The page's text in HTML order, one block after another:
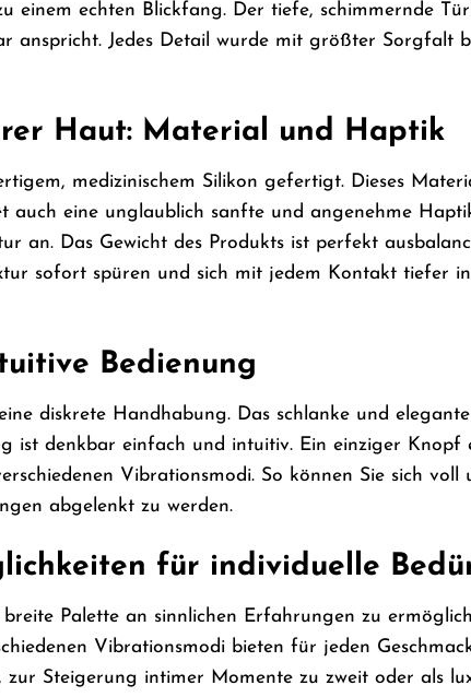
einem echten Blickfang. Der tiefe, schimmernde
anspricht. Jedes Detail wurde mit größter Sorgfalt
Haut: Material und Haptik
medizinischem Silikon gefertigt. Dieses
auch eine unglaublich sanfte und angenehme
an. Das Gewicht des Produkts ist perfekt
sofort spüren und sich mit jedem Kontakt tiefer
Bedienung
diskrete Handhabung. Das schlanke und
ist denkbar einfach und intuitiv. Ein einziger Knopf
Vibrationsmodi. So können Sie sich
abgelenkt zu werden.
für individuelle
breite Palette an sinnlichen Erfahrungen zu
Vibrationsmodi bieten für jeden
Steigerung intimer Momente zu zweit oder als